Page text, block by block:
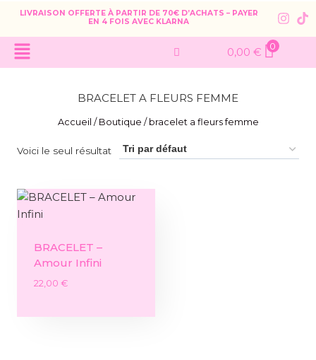
LIVRAISON OFFERTE À PARTIR DE 70€ D’ACHATS – PAYER
EN 4 FOIS AVEC KLARNA
0,00 € 0
BRACELET A FLEURS FEMME
Accueil / Boutique / bracelet a fleurs femme
Voici le seul résultat
BRACELET –
Amour Infini
22,00 €